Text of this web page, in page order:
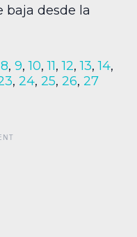
baja desde la
8, 9,10,11,12,13,14,
, 24, 25, 26, 27